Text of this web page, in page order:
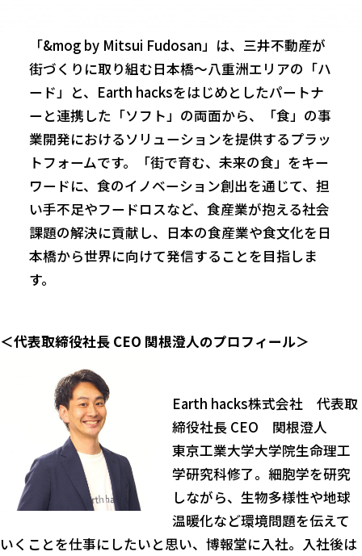
「&mog by Mitsui Fudosan」は、三井不動産が
街づくりに取り組む日本橋～八重洲エリアの「ハ
ード」と、Earth hacksをはじめとしたパートナ
ーと連携した「ソフト」の両面から、「食」の事
業開発におけるソリューションを提供するプラッ
トフォームです。「街で育む、未来の食」をキー
ワードに、食のイノベーション創出を通じて、担
い手不足やフードロスなど、食産業が抱える社会
課題の解決に貢献し、日本の食産業や食文化を日
本橋から世界に向けて発信することを目指しま
す。
＜代表取締役社長 CEO 関根澄人のプロフィール＞
Earth hacks株式会社 代表取
締役社長 CEO 関根澄人
東京工業大学大学院生命理工
学研究科修了。細胞学を研究
しながら、生物多様性や地球
温暖化など環境問題を伝えて
いくことを仕事にしたいと思い、博報堂に入社。入社後は